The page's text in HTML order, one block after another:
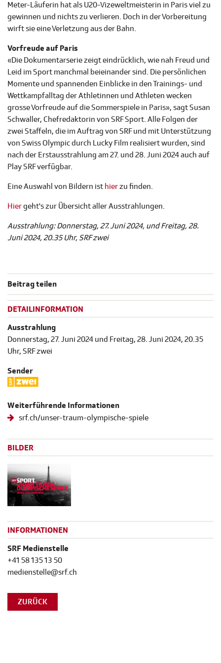
Meter-Läuferin hat als U20-Vizeweltmeisterin in Paris viel zu
gewinnen und nichts zu verlieren. Doch in der Vorbereitung
wirft sie eine Verletzung aus der Bahn.
Vorfreude auf Paris
«Die Dokumentarserie zeigt eindrücklich, wie nah Freud und
Leid im Sport manchmal beieinander sind. Die persönlichen
Momente und spannenden Einblicke in den Trainings- und
Wettkampfalltag der Athletinnen und Athleten wecken
grosse Vorfreude auf die Sommerspiele in Paris», sagt Susan
Schwaller, Chefredaktorin von SRF Sport. Alle Folgen der
zwei Staffeln, die im Auftrag von SRF und mit Unterstützung
von Swiss Olympic durch Lucky Film realisiert wurden, sind
nach der Erstausstrahlung am 27. und 28. Juni 2024 auch auf
Play SRF verfügbar.
Eine Auswahl von Bildern ist hierzu finden.
Hiergeht's zur Übersicht aller Ausstrahlungen.
Ausstrahlung: Donnerstag, 27. Juni 2024, und Freitag, 28.
Juni 2024, 20.35 Uhr, SRF zwei
Beitrag teilen
DETAILINFORMATION
Ausstrahlung
Donnerstag, 27. Juni 2024 und Freitag, 28. Juni 2024, 20.35
Uhr, SRF zwei
Sender
Weiterführende Informationen
srf.ch/unser-traum-olympische-spiele
BILDER
INFORMATIONEN
SRF Medienstelle
+41 58 135 13 50
medienstelle@srf.ch
ZURÜCK